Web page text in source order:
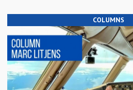
COLUMNS